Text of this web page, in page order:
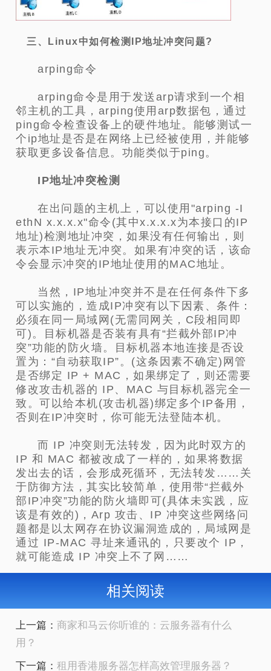
三、Linux中如何检测IP地址冲突问题?
arping命令
arping命令是用于发送arp请求到一个相
邻主机的工具，arping使用arp数据包，通过
ping命令检查设备上的硬件地址。能够测试一
个ip地址是否是在网络上已经被使用，并能够
获取更多设备信息。功能类似于ping。
IP地址冲突检测
在出问题的主机上，可以使用"arping -I
ethN x.x.x.x"命令(其中x.x.x.x为本接口的IP
地址)检测地址冲突，如果没有任何输出，则
表示本IP地址无冲突。如果有冲突的话，该命
令会显示冲突的IP地址使用的MAC地址。
当然，IP地址冲突并不是在任何条件下多
可以实施的，造成IP冲突有以下因素、条件：
必须在同一局域网(无需同网关，C段相同即
可)。目标机器是否装有具有“拦截外部IP冲
突”功能的防火墙。目标机器本地连接是否设
置为：“自动获取IP”。(这条因素不确定)网管
是否绑定 IP + MAC，如果绑定了，则还需要
修改攻击机器的 IP、MAC 与目标机器完全一
致。可以给本机(攻击机器)绑定多个IP备用，
否则在IP冲突时，你可能无法登陆本机。
而 IP 冲突则无法转发，因为此时双方的
IP 和 MAC 都被改成了一样的，如果将数据
发出去的话，会形成死循环，无法转发……关
于防御方法，其实比较简单，使用带“拦截外
部IP冲突”功能的防火墙即可(具体未实践，应
该是有效的)，Arp 攻击、IP 冲突这些网络问
题都是以太网存在协议漏洞造成的，局域网是
通过 IP-MAC 寻址来通讯的，只要改个 IP，
就可能造成 IP 冲突上不了网……
相关阅读
上一篇： 商家和马云你听谁的：云服务器有什么
用？
下一篇：租用香港服务器怎样高效管理服务器？